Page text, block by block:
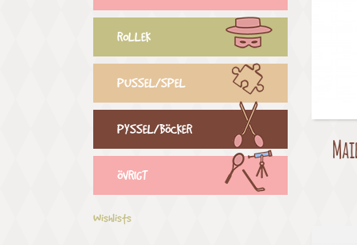
ROLLEK
PUSSEL/SPEL
PYSSEL/BÖCKER
ÖVRIGT
Wishlists